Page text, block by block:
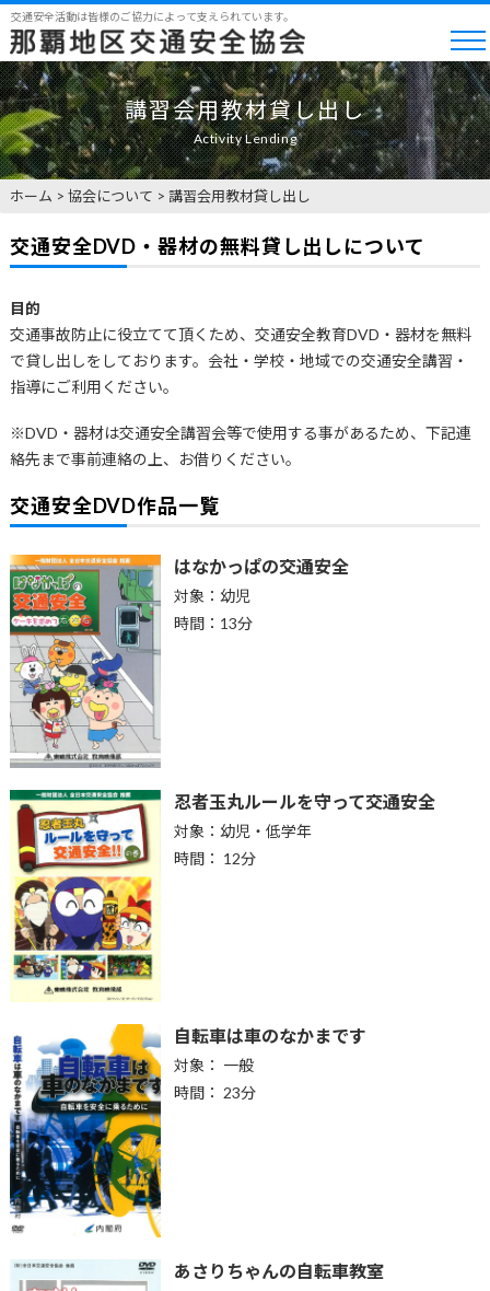
交通安全活動は皆様のご協力によって支えられています。
講習会用教材貸し出し
Activity Lending
ホーム > 協会について > 講習会用教材貸し出し
交通安全DVD・器材の無料貸し出しについて
目的
交通事故防止に役立てて頂くため、交通安全教育DVD・器材を無料
で貸し出しをしております。会社・学校・地域での交通安全講習・
指導にご利用ください。
※DVD・器材は交通安全講習会等で使用する事があるため、下記連
絡先まで事前連絡の上、お借りください。
交通安全DVD作品一覧
はなかっぱの交通安全
対象：幼児
時間：13分
忍者玉丸ルールを守って交通安全
対象：幼児・低学年
時間： 12分
自転車は車のなかまです
対象： 一般
時間： 23分
あさりちゃんの自転車教室